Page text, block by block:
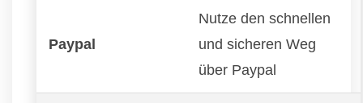
Paypal
Nutze den schnellen
und sicheren Weg
über Paypal